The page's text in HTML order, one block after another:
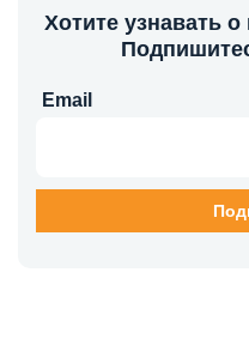
Хотите узнавать
Email